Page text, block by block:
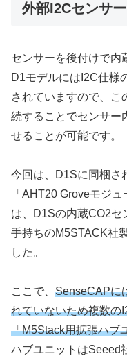
外部I2Cセンサ
センサーを後付けで内
D1モデルにはI2C仕様
されていますので、こ
続することでセンサー
せることが可能です。
今回は、D1Sに同梱さ
「AHT20 Groveモジ
は、D1Sの内蔵CO2セ
手持ちのM5STACK社
した。
ここで、 SenseCAPに
れていないため複数の
「M5Stack用拡張ハブ
ハブユニットはSeeed